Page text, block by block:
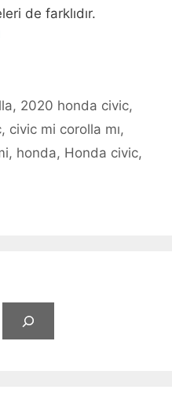
de farklıdır.
, 2020 honda civic,
, civic mi corolla mı,
, honda, Honda civic,